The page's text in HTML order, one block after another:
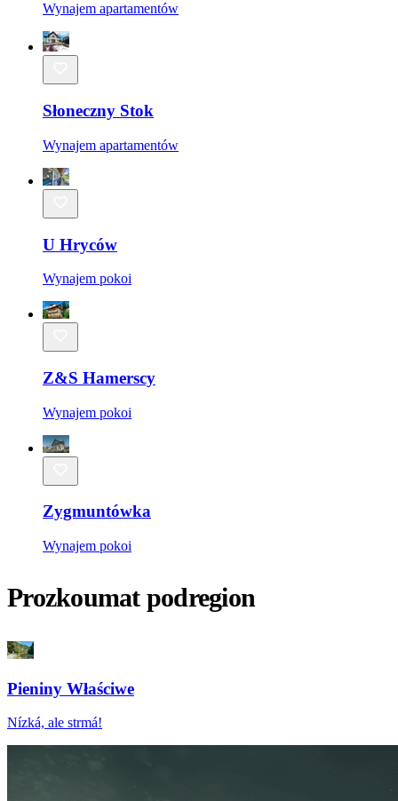
Wynajem apartamentów
Słoneczny Stok
Wynajem apartamentów
U Hryców
Wynajem pokoi
Z&S Hamerscy
Wynajem pokoi
Zygmuntówka
Wynajem pokoi
Prozkoumat podregion
Pieniny Właściwe
Nízká, ale strmá!